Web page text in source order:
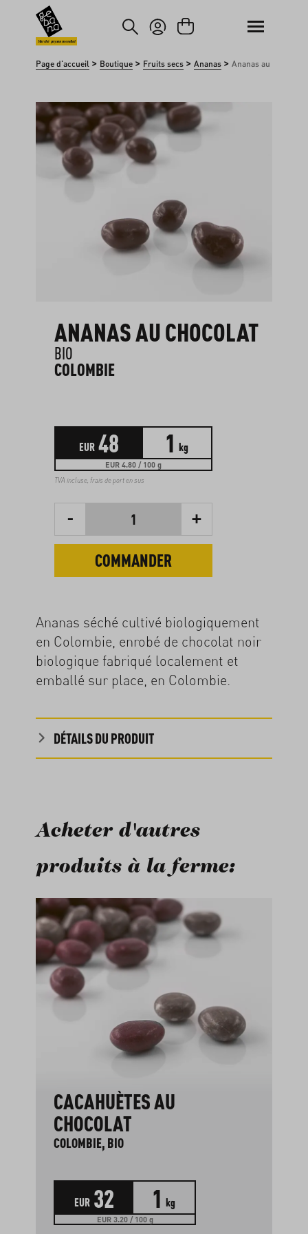
au contenu principal
Passer à la recherche
Marché paysan mondial
Page d'accueil > Boutique > Fruits secs > Ananas > Ananas au chocolat
Ignorer la galerie d'images
ANANAS AU CHOCOLAT
BIO
COLOMBIE
EUR 48 1 kg
EUR 4.80 / 100 g
TVA incluse, frais de port en sus
- 1 +
COMMANDER
Ananas séché cultivé biologiquement
en Colombie, enrobé de chocolat noir
biologique fabriqué localement et
emballé sur place, en Colombie.
DÉTAILS DU PRODUIT
Acheter d'autres
produits à la ferme:
Ignorer la galerie de produits
CACAHUÈTES AU
CHOCOLAT
COLOMBIE, BIO
EUR 32 1 kg
EUR 3.20 / 100 g